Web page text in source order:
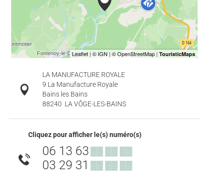
LA MANUFACTURE ROYALE
9 La Manufacture Royale
Bains les Bains
88240 LA VÔGE-LES-BAINS
Cliquez pour afficher le(s) numéro(s)
06 13 63▒▒ ▒▒ ▒▒
03 29 31 ▒▒ ▒▒ ▒▒